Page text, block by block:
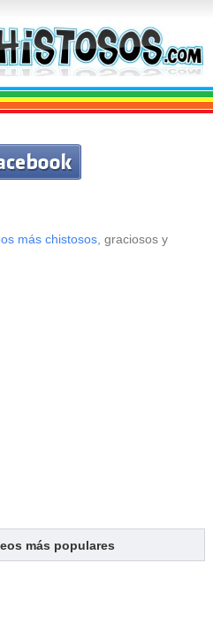
más chistosos, graciosos y
más populares